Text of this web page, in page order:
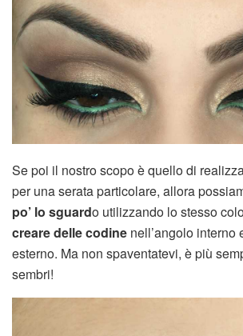
Se poi il nostro scopo è quello di
per una serata particolare, allora
po’ lo sguardo utilizzando lo stesso
creare delle codine nell’angolo interno
esterno. Ma non spaventatevi, è più
sembri!